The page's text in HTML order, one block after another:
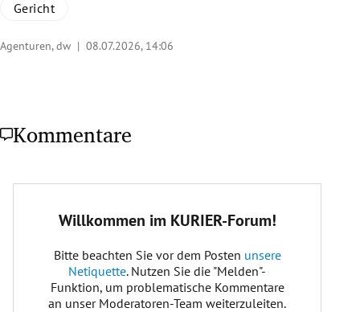
Gericht
Agenturen, dw | 08.07.2026, 14:06
Kommentare